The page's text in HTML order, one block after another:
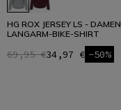
HG ROX JERSEY LS - DAMEN
LANGARM-BIKE-SHIRT
69,95 €34,97 € -50%